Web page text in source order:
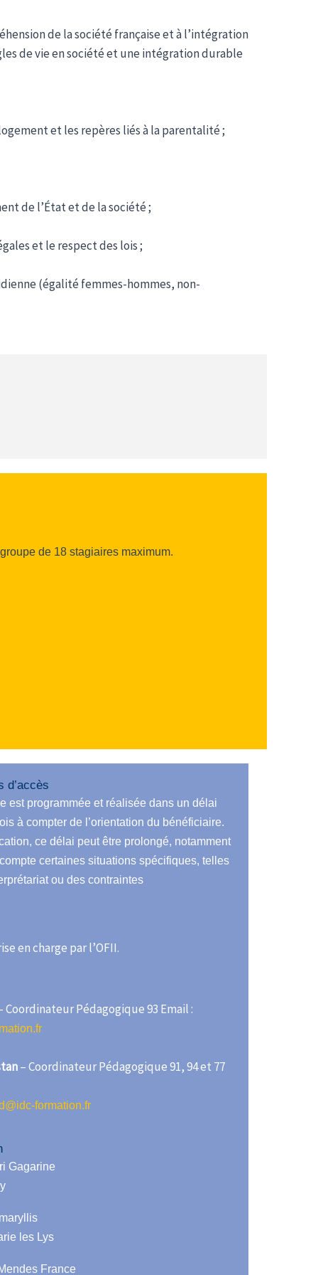
de la société française et à l’intégration
de vie en société et une intégration durable
et les repères liés à la parentalité ;
de l’État et de la société ;
et le respect des lois ;
(égalité femmes-hommes, non-
de 18 stagiaires maximum.
d’accès
est programmée et réalisée dans un délai
à compter de l’orientation du bénéficiaire.
ce délai peut être prolongé, notamment
certaines situations spécifiques, telles
ou des contraintes
en charge par l’OFII.
Coordinateur Pédagogique 93 Email :
– Coordinateur Pédagogique 91, 94 et 77
formation.fr
Gagarine
les Lys
France